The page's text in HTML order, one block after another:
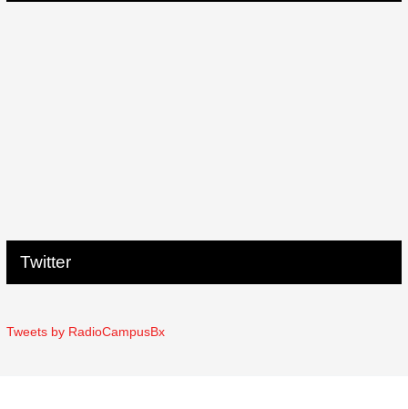
Twitter
Tweets by RadioCampusBx